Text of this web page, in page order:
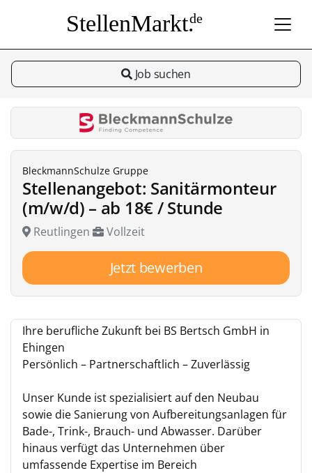
StellenMarkt.de
Job suchen
BleckmannSchulze Gruppe
Stellenangebot: Sanitärmonteur
(m/w/d) – ab 18€ / Stunde
Reutlingen Vollzeit
Jetzt bewerben
Ihre berufliche Zukunft bei BS Bertsch GmbH in
Ehingen
Persönlich – Partnerschaftlich – Zuverlässig
Unser Kunde ist spezialisiert auf den Neubau
sowie die Sanierung von Aufbereitungsanlagen für
Bade-, Trink-, Brauch- und Abwasser. Darüber
hinaus verfügt das Unternehmen über
umfassende Expertise im Bereich